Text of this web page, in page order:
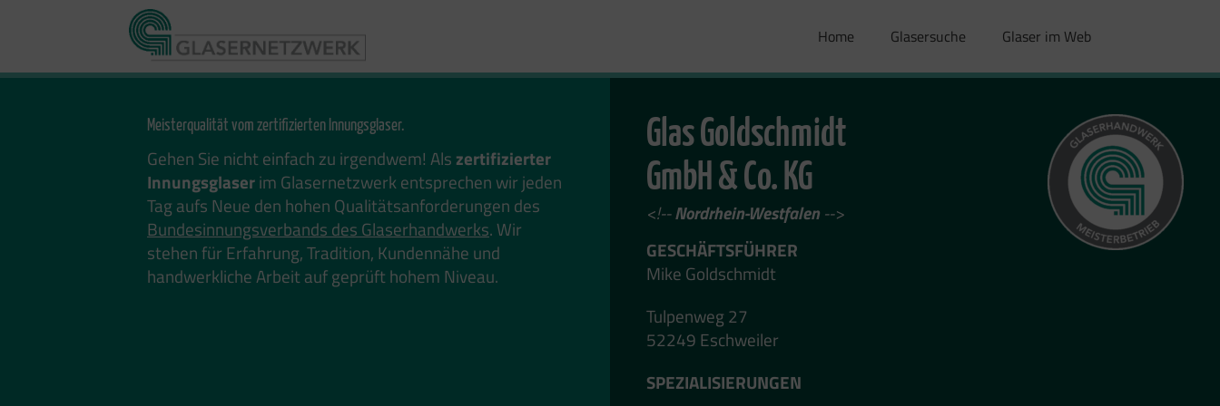
Home Glasersuche Glaser im Web
Meisterqualität vom zertifizierten Innungsglaser.
Gehen Sie nicht einfach zu irgendwem! Als zertifizierter
Innungsglaserim Glasernetzwerk entsprechen wir jeden
Tag aufs Neue den hohen Qualitätsanforderungen des
Bundesinnungsverbands des Glaserhandwerks. Wir
stehen für Erfahrung, Tradition, Kundennähe und
handwerkliche Arbeit auf geprüft hohem Niveau.
Glas Goldschmidt
GmbH & Co. KG
<!--Nordrhein-Westfalen -->
GESCHÄFTSFÜHRER
Mike Goldschmidt
Tulpenweg 27
52249 Eschweiler
SPEZIALISIERUNGEN